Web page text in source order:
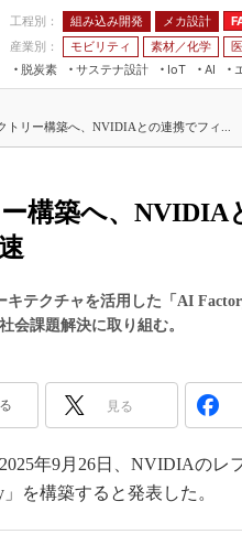
工程別： 組み込み開発 メカ設計
産業別：
モビリティ 素材／化学
脱炭素
サステナ設計
IoT
場
AI
設備保全 JIMTOF
IIFES
TECHNO-
スマート工場EXPO
EdgeTech+
AUTOMOTIVE
つながる
フィー
組み込
車載ソフ
無償設
3Dプリン
デジタ
トリー構築へ、NVIDIAとの連携でフィ...
構築へ、NVIDIA
テクチャを活用した「AI
会課題解決に取り組む。
見る
年9月26日、NVIDIAのレ
を構築すると発表した。